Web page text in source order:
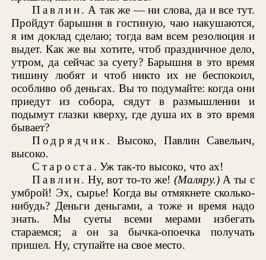
Павлин. А так же — ни слова, да и все тут.
Пройдут барышня в гостиную, чаю накушаются,
я им доклад сделаю; тогда вам всем резолюция и
выдет. Как же вы хотите, чтоб праздничное дело,
утром, да сейчас за суету? Барышня в это время
тишину любят и чтоб никто их не беспокоил,
особливо об деньгах. Вы то подумайте: когда они
приедут из собора, сядут в размышлении и
подымут глазки кверху, где душа их в это время
бывает?
Подрядчик . Высоко, Павлин Савельич,
высоко.
Староста . Уж так-то высоко, что ах!
Павлин. Ну, вот то-то же! (Маляру.)А ты с
умброй! Эх, сырье! Когда вы отмякнете сколько-
нибудь? Деньги деньгами, а тоже и время надо
знать. Мы суеты всеми мерами избегать
стараемся; а он за бычка-опоечка получать
пришел. Ну, ступайте на свое место.